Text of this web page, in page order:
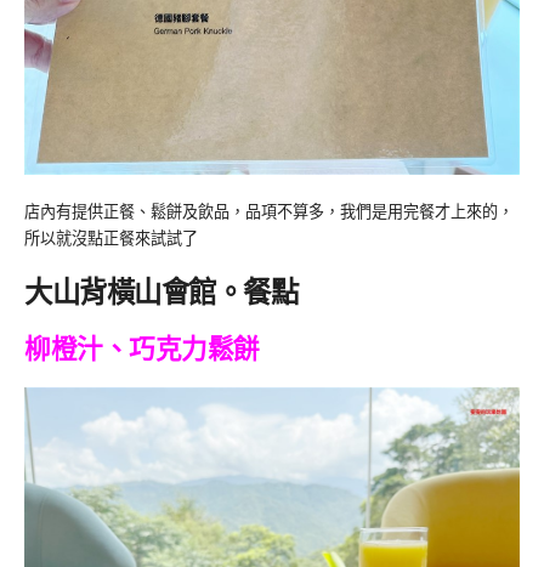
店內有提供正餐、鬆餅及飲品，品項不算多，我們是用完餐才上來的，
所以就沒點正餐來試試了
大山背橫山會館。餐點
柳橙汁、巧克力鬆餅